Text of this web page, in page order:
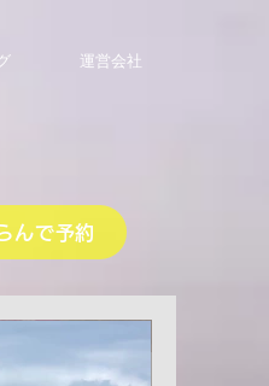
運営会社
んで予約